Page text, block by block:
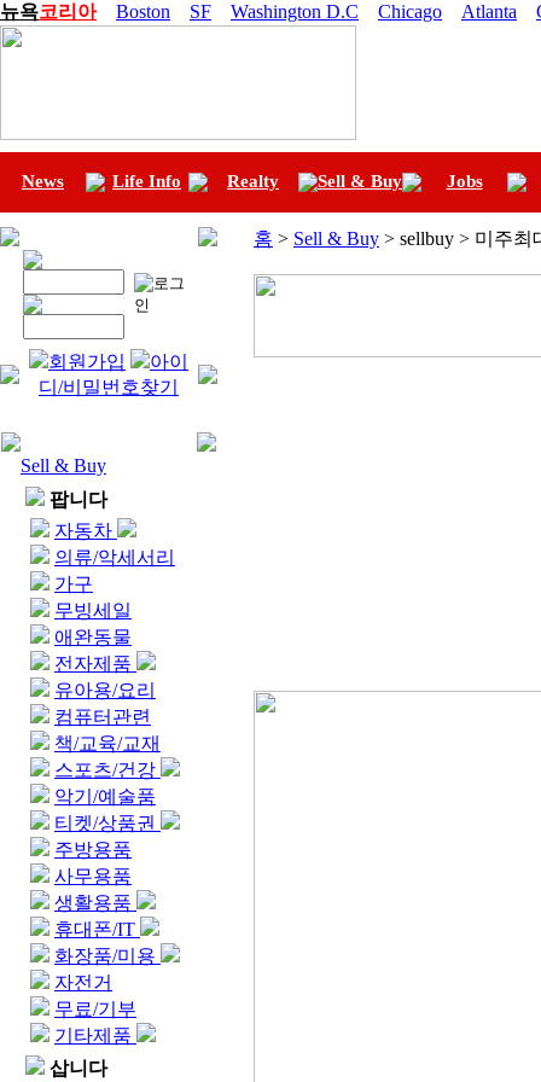
뉴욕코리아 Boston SF Washington D.C Chicago Atlanta
News Life Info Realty Sell & Buy Jobs
회원가입
아이
디/비밀번호찾기
Sell & Buy
팝니다
자동차
의류/악세서리
가구
무빙세일
애완동물
전자제품
유아용/요리
컴퓨터관련
책/교육/교재
스포츠/건강
악기/예술품
티켓/상품권
주방용품
사무용품
생활용품
휴대폰/IT
화장품/미용
자전거
무료/기부
기타제품
삽니다
홈 > Sell & Buy > sellbuy > 미주최